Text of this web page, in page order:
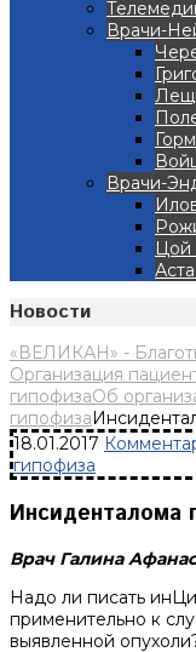
Врачи-
Врачи-
Цой
Новости
«ВЕЛИКАН» -
Организация
гипофизаОб
гипофиза
18.01.2017
гипофиза
Инсиденталома
Врач Галина
Надо ли писать
применительно к
выявленной